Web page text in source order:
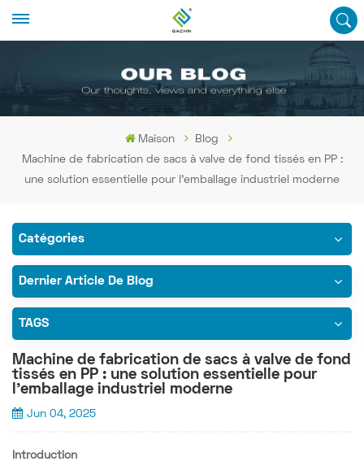
Maison
Blog
Machine de fabrication de sacs à valve de fond tissés en PP :
une solution essentielle pour l'emballage industriel moderne
Catégories
Dernier Article De Blog
TAGS
Machine de fabrication de sacs à valve de fond
tissés en PP : une solution essentielle pour
l'emballage industriel moderne
Jun 04, 2025
Introduction